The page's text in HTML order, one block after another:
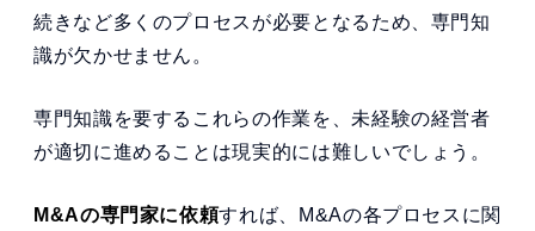
続きなど多くのプロセスが必要となるため、専門知
識が欠かせません。
専門知識を要するこれらの作業を、未経験の経営者
が適切に進めることは現実的には難しいでしょう。
M&Aの専門家に依頼すれば、M&Aの各プロセスに関